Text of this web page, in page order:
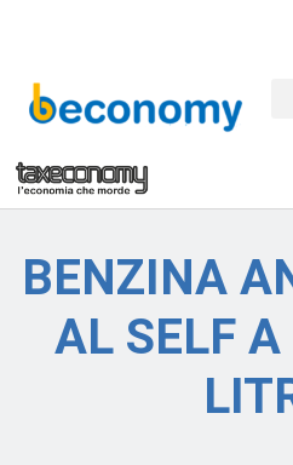
BENZINA
AL SELF